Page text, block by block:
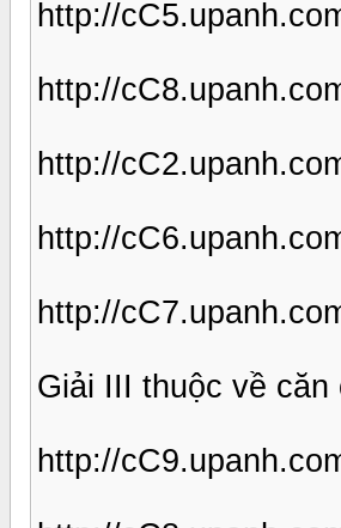
http://
http://
http://
http://
http://
Giải III thuộc về
http://